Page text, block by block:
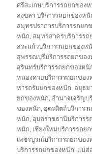
ศรีสะเกษบริการรถยกของ
สงขลา บริการรถยกของหนั
สมุทรปราการบริการรถยก
หนัก, สมุทรสาครบริการร
สระแก้วบริการรถยกของห
สุพรรณบุรีบริการรถยกขอ
สุรินทร์บริการรถยกของหนั
หนองคายบริการรถยกของ
หารถรับยกของหนัก, อยุธย
ยกของหนัก, อำนาจเจริญบ
ของหนัก, อุตรดิตถ์บริการร
หนัก, อุบลราชธานีบริการ
หนัก, เชียงใหม่บริการรถย
เพชรบูรณ์บริการรถยกของ
บริการรถยกของหนัก, แม่ฮ่